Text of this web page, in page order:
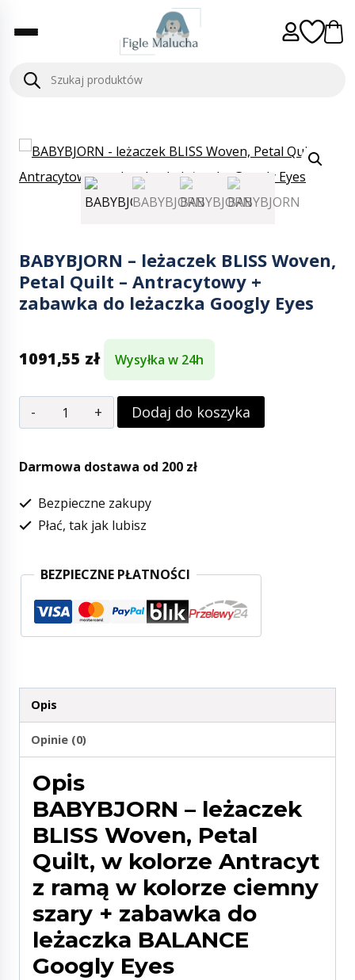
BABYBJORN – leżaczek BLISS Woven,
Petal Quilt – Antracytowy +
zabawka do leżaczka Googly Eyes
1091,55 zł Wysyłka w 24h
Dodaj do koszyka
Darmowa dostawa od 200 zł
Bezpieczne zakupy
Płać, tak jak lubisz
BEZPIECZNE PŁATNOŚCI
Opis
Opinie (0)
Opis
BABYBJORN – leżaczek
BLISS Woven, Petal
Quilt, w kolorze Antracyt
z ramą w kolorze ciemny
szary + zabawka do
leżaczka BALANCE
Googly Eyes